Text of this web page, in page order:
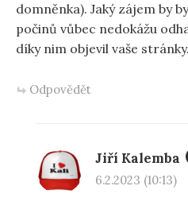
domněnka). Jaký zájem by
počinů vůbec nedokážu
díky nim objevil vaše stránky.
Odpovědět
Jiří Kalemba
6.2.2023 (10:13)